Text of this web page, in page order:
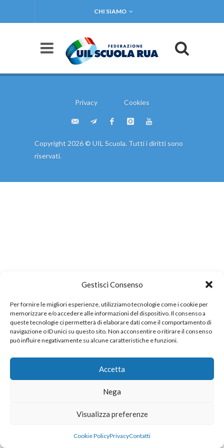
Gestisci Consenso
Per fornire le migliori esperienze, utilizziamo tecnologie come i cookie per
memorizzare e/o accedere alle informazioni del dispositivo. Il consenso a
queste tecnologie ci permetterà di elaborare dati come il comportamento di
navigazione o ID unici su questo sito. Non acconsentire o ritirare il consenso
può influire negativamente su alcune caratteristiche e funzioni.
Accetta
Nega
Visualizza preferenze
Cookie PolicyPrivacyContatti
CHI SIAMO
Privacy Cookies
Copyright 2026 © UIL Scuola. Tutti i diritti sono
riservati.